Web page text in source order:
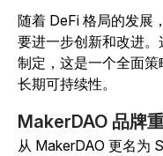
随着 DeFi 格局的发展
要进一步创新和改进。
制定，这是一个全面
长期可持续性。
MakerDAO 品牌
从 MakerDAO 更名为